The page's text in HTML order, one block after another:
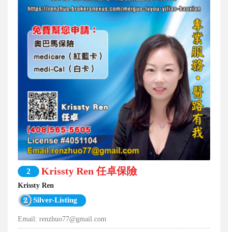
2 Krissty Ren 任卓保險
Krissty Ren
Silver-Listing
Email:renzhuo77@gmail.com